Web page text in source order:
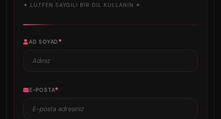
✦ LÜTFEN SAYGILI BIR DIL KULLANIN ✦
AD SOYAD*
E-POSTA*